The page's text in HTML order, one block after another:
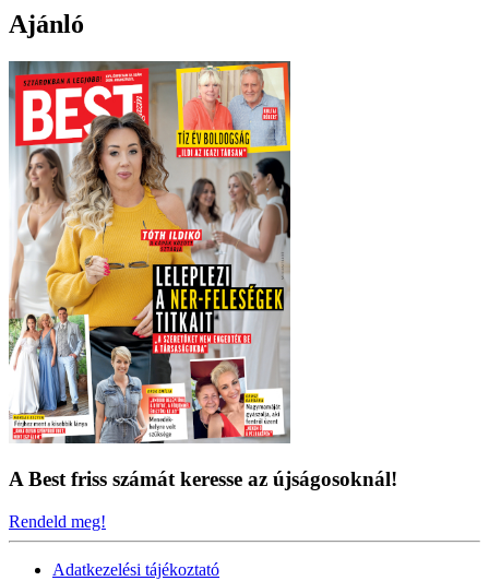
Ajánló
A Best friss számát keresse az újságosoknál!
Rendeld meg!
Adatkezelési tájékoztató